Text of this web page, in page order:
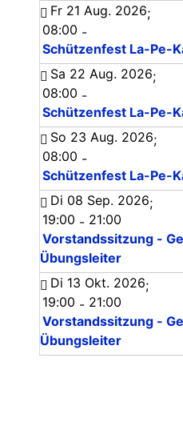
Fr 21 Aug. 2026;
08:00 -
Schützenfest La-Pe-
Sa 22 Aug. 2026;
08:00 -
Schützenfest La-Pe-
So 23 Aug. 2026;
08:00 -
Schützenfest La-Pe-
Di 08 Sep. 2026;
19:00 - 21:00
Vorstandssitzung -
Übungsleiter
Di 13 Okt. 2026;
19:00 - 21:00
Vorstandssitzung -
Übungsleiter